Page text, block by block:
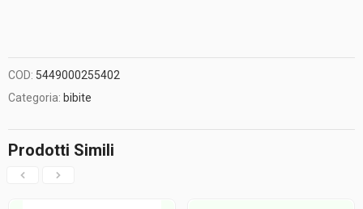
COD: 5449000255402
Categoria: bibite
Prodotti Simili